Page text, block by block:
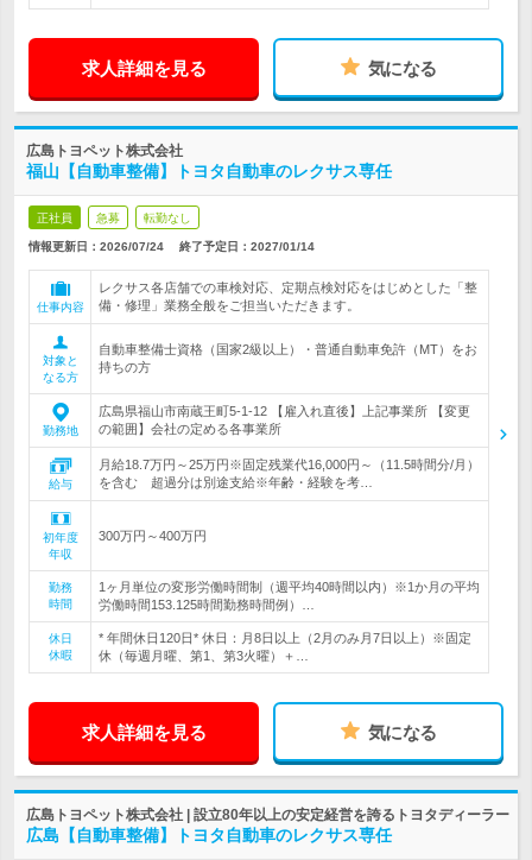
求人詳細を見る 気になる
広島トヨペット株式会社
福山【自動車整備】トヨタ自動車のレクサス専任
正社員 急募 転勤なし
情報更新日：2026/07/24 終了予定日： 2027/01/14
仕事内容
レクサス各店舗での車検対応、定期点検対応をはじめとした「整
備・修理」業務全般をご担当いただきます。
対象と
なる方
自動車整備士資格（国家2級以上）・普通自動車免許（MT）をお
持ちの方
勤務地
広島県福山市南蔵王町5-1-12 【雇入れ直後】上記事業所 【変更
の範囲】会社の定める各事業所
給与
月給18.7万円～25万円※固定残業代16,000円～（11.5時間分/月）
を含む 超過分は別途支給※年齢・経験を考…
初年度
年収
300万円～400万円
勤務
時間
1ヶ月単位の変形労働時間制（週平均40時間以内）※1か月の平均
労働時間153.125時間勤務時間例）…
休日
休暇
* 年間休日120日* 休日：月8日以上（2月のみ月7日以上）※固定
休（毎週月曜、第1、第3火曜）＋…
求人詳細を見る 気になる
広島トヨペット株式会社 | 設立80年以上の安定経営を誇るトヨタディーラー
広島【自動車整備】トヨタ自動車のレクサス専任